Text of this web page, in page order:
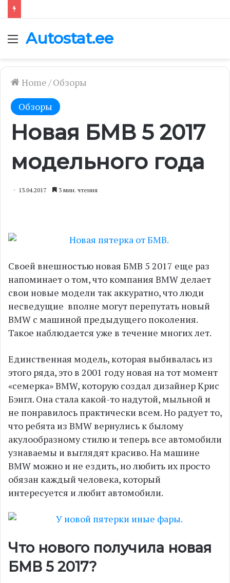
Menu
Autostat.ee
Home/Обзоры
Обзоры
Новая БМВ 5 2017
модельного года
13.04.2017 3 мин. чтения
Своей внешностью новая БМВ 5 2017 еще раз
напоминает о том, что компания BMW делает
свои новые модели так аккуратно, что люди
несведущие вполне могут перепутать новый
BMW с машиной предыдущего поколения.
Такое наблюдается уже в течение многих лет.
Единственная модель, которая выбивалась из
этого ряда, это в 2001 году новая на тот момент
«семерка» BMW, которую создал дизайнер Крис
Бэнгл. Она стала какой-то надутой, мыльной и
не понравилось практически всем. Но радует то,
что ребята из BMW вернулись к былому
акулообразному стилю и теперь все автомобили
узнаваемы и выглядят красиво. На машине
BMW можно и не ездить, но любить их просто
обязан каждый человека, который
интересуется и любит автомобили.
Что нового получила новая
БМВ 5 2017?